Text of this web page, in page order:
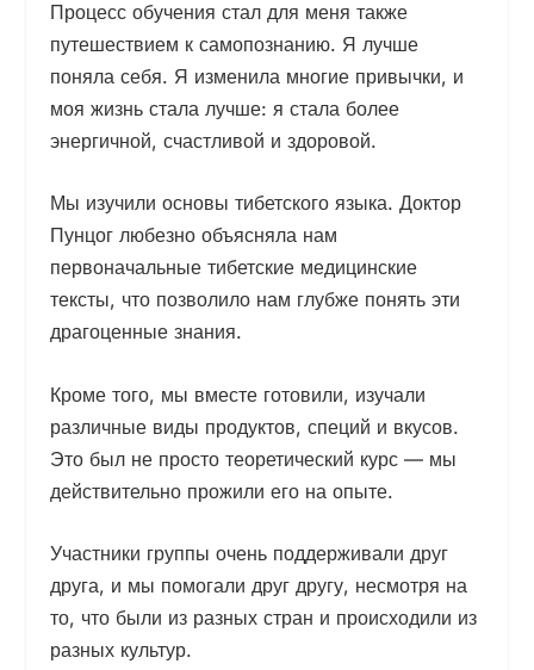
Процесс обучения стал для меня также
путешествием к самопознанию. Я лучше
поняла себя. Я изменила многие привычки, и
моя жизнь стала лучше: я стала более
энергичной, счастливой и здоровой.
Мы изучили основы тибетского языка. Доктор
Пунцог любезно объясняла нам
первоначальные тибетские медицинские
тексты, что позволило нам глубже понять эти
драгоценные знания.
Кроме того, мы вместе готовили, изучали
различные виды продуктов, специй и вкусов.
Это был не просто теоретический курс — мы
действительно прожили его на опыте.
Участники группы очень поддерживали друг
друга, и мы помогали друг другу, несмотря на
то, что были из разных стран и происходили из
разных культур.